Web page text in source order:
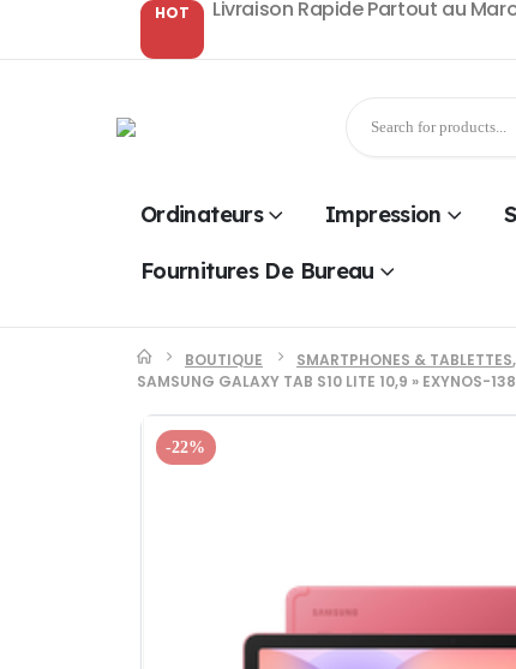
HOT Livraison Rapide Partout au
Ordinateurs Impression
Fournitures De Bureau
BOUTIQUE SMARTPHONES & TABLETTES,
SAMSUNG GALAXY TAB S10 LITE 10,9 » EXYNOS-
-22%